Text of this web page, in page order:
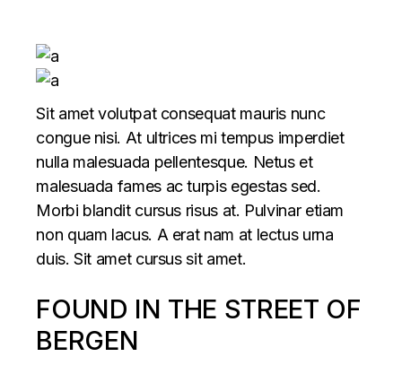
Sit amet volutpat consequat mauris nunc
congue nisi. At ultrices mi tempus imperdiet
nulla malesuada pellentesque. Netus et
malesuada fames ac turpis egestas sed.
Morbi blandit cursus risus at. Pulvinar etiam
non quam lacus. A erat nam at lectus urna
duis. Sit amet cursus sit amet.
FOUND IN THE STREET OF
BERGEN